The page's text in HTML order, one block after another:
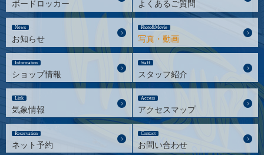
ボードロッカー よくあるご質問
News
お知らせ
Photo&Movie
写真・動画
Information
ショップ情報
Staff
スタッフ紹介
Link
気象情報
Access
アクセスマップ
Reservation
ネット予約
Contact
お問い合わせ